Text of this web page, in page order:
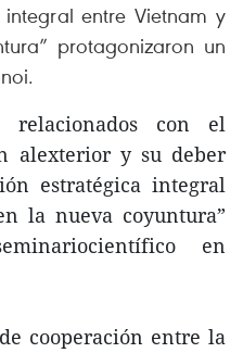
entre Vietnam y
protagonizaron un
relacionados con el
alexterior y su deber
estratégica integral
la nueva coyuntura”
en
cooperación entre la